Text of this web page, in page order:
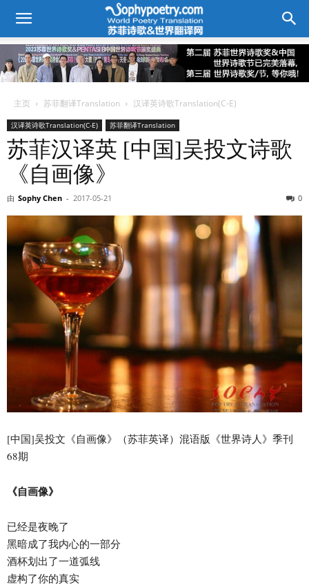
主页 苏菲翻译Translation 汉译英诗歌Translation(C-E)
汉译英诗歌Translation(C-E) 苏菲翻译Translation
苏菲汉译英 [中国]吴投文诗歌
《自画像》
由 Sophy Chen - 2017-05-21 0
[中国]吴投文《自画像》（苏菲英译）混语版《世界诗人》季刊
68期
《自画像》
已经是夜晚了
黑暗成了我内心的一部分
酒杯划出了一道弧线
虚构了你的真实